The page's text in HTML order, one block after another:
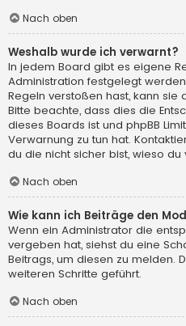
Nach oben
Weshalb wurde ich verwarnt?
In jedem Board gibt es eigene
Administration festgelegt
Regeln verstoßen hast, kann sie
Bitte beachte, dass dies die
dieses Boards ist und phpBB
Verwarnung zu tun hat.
du die nicht sicher bist, wieso du
Nach oben
Wie kann ich Beiträge den
Wenn ein Administrator die
vergeben hat, siehst du eine
Beitrags, um diesen zu melden.
weiteren Schritte geführt.
Nach oben